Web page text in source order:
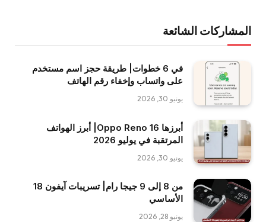
المشاركات الشائعة
في 6 خطوات| طريقة حجز اسم مستخدم
على واتساب وإخفاء رقم الهاتف
يونيو 30, 2026
أبرزها Oppo Reno 16| أبرز الهواتف
المرتقبة في يوليو 2026
يونيو 30, 2026
من 8 إلى 9 جيجا رام| تسريبات آيفون 18
الأساسي
يونيو 28, 2026